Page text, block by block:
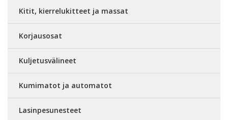
Kitit, kierrelukitteet ja massat
Korjausosat
Kuljetusvälineet
Kumimatot ja automatot
Lasinpesunesteet